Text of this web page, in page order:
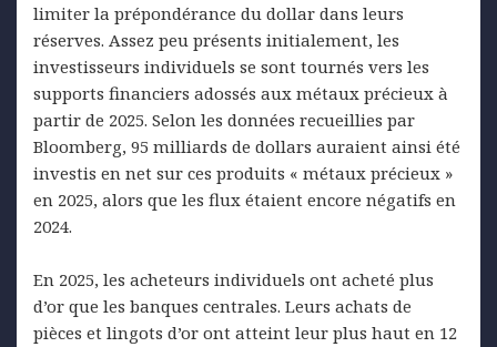
limiter la prépondérance du dollar dans leurs
réserves. Assez peu présents initialement, les
investisseurs individuels se sont tournés vers les
supports financiers adossés aux métaux précieux à
partir de 2025. Selon les données recueillies par
Bloomberg, 95 milliards de dollars auraient ainsi été
investis en net sur ces produits « métaux précieux »
en 2025, alors que les flux étaient encore négatifs en
2024.
En 2025, les acheteurs individuels ont acheté plus
d’or que les banques centrales. Leurs achats de
pièces et lingots d’or ont atteint leur plus haut en 12